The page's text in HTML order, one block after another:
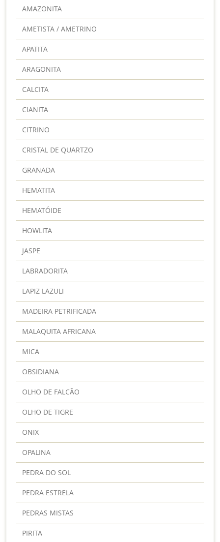
AMAZONITA
AMETISTA / AMETRINO
APATITA
ARAGONITA
CALCITA
CIANITA
CITRINO
CRISTAL DE QUARTZO
GRANADA
HEMATITA
HEMATÓIDE
HOWLITA
JASPE
LABRADORITA
LAPIZ LAZULI
MADEIRA PETRIFICADA
MALAQUITA AFRICANA
MICA
OBSIDIANA
OLHO DE FALCÃO
OLHO DE TIGRE
ONIX
OPALINA
PEDRA DO SOL
PEDRA ESTRELA
PEDRAS MISTAS
PIRITA